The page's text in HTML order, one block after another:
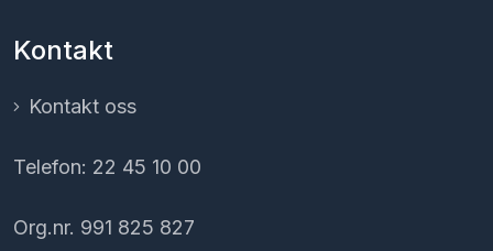
Kontakt
Kontakt oss
Telefon: 22 45 10 00
Org.nr. 991 825 827